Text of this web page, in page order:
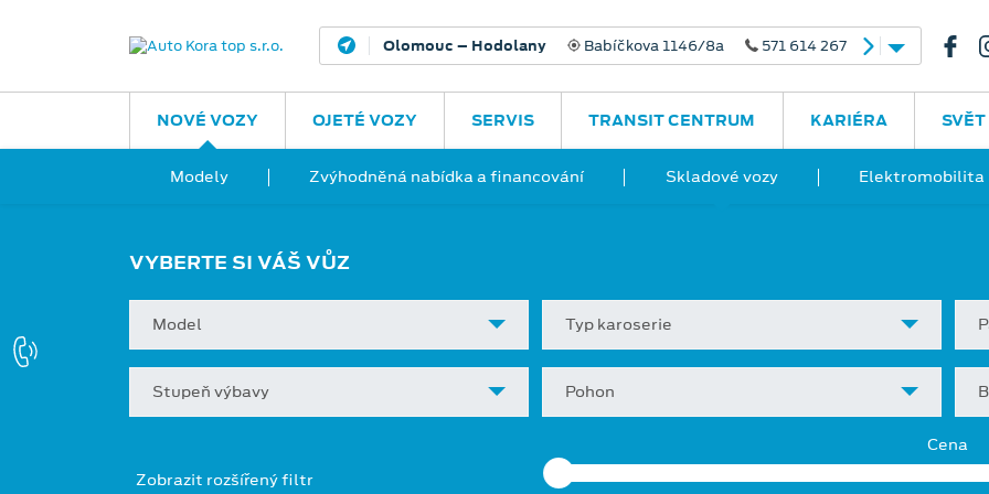
Olomouc – Hodolany Babíčkova 1146/8a 571 614 267
NOVÉ VOZY
Modely Zvýhodněná nabídka a financování Skladové vozy Elektromobilita
OJETÉ VOZY SERVIS TRANSIT CENTRUM KARIÉRA
VYBERTE SI VÁŠ VŮZ
Model Typ karoserie
Stupeň výbavy Pohon
Zobrazit rozšířený filtr
Cena